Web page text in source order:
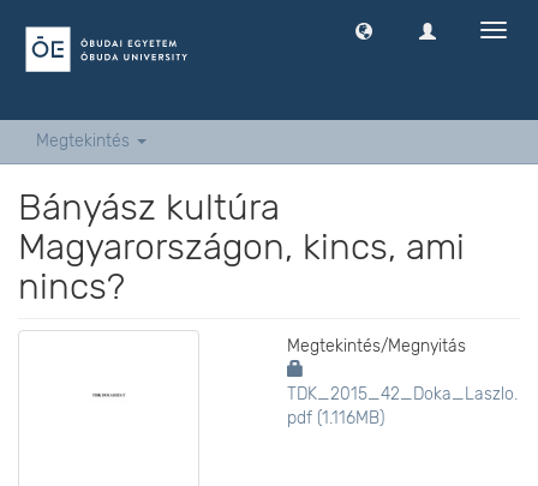
Megtekintés
Bányász kultúra
Magyarországon, kincs, ami
nincs?
Megtekintés/Megnyitás
TDK_2015_42_Doka_Laszlo.
pdf (1.116MB)